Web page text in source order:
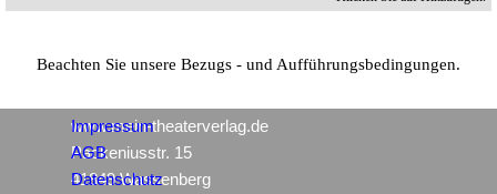
Beachten Sie unsere Bezugs - und Aufführungsbedingungen.
www.mein-theaterverlag.de
Packeniusstr. 15
41849 Wassenberg
Impressum
AGB
Datenschutz